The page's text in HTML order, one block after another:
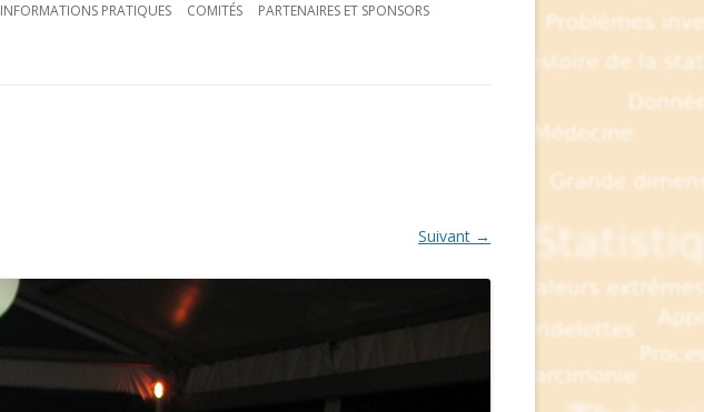
INFORMATIONS PRATIQUES COMITÉS PARTENAIRES ET SPONSORS
Suivant →